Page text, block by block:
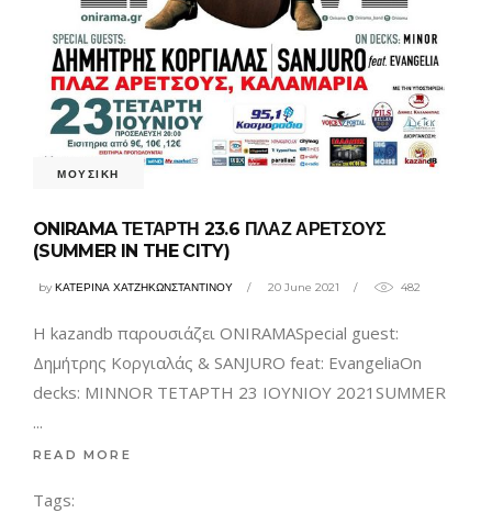
ΜΟΥΣΙΚΗ
ONIRAMA ΤΕΤΑΡΤΗ 23.6 ΠΛΑΖ ΑΡΕΤΣΟΥΣ
(SUMMER IN THE CITY)
byΚΑΤΕΡΙΝΑ ΧΑΤΖΗΚΩΝΣΤΑΝΤΙΝΟΥ 20 June 2021 482
Η kazandb παρουσιάζει ONIRAMASpecial guest:
Δημήτρης Κοργιαλάς & SANJURO feat: EvangeliaOn
decks: MINNOR ΤΕΤΑΡΤΗ 23 ΙΟΥΝΙΟΥ 2021SUMMER
READ MORE
Tags: